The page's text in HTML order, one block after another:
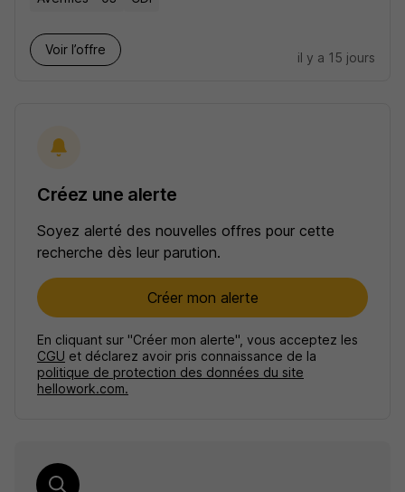
Voir l’offre
il y a 15 jours
Créez une alerte
Soyez alerté des nouvelles offres pour cette
recherche dès leur parution.
Créer mon alerte
En cliquant sur "Créer mon alerte", vous acceptez les
CGU et déclarez avoir pris connaissance de la
politique de protection des données du site
hellowork.com.